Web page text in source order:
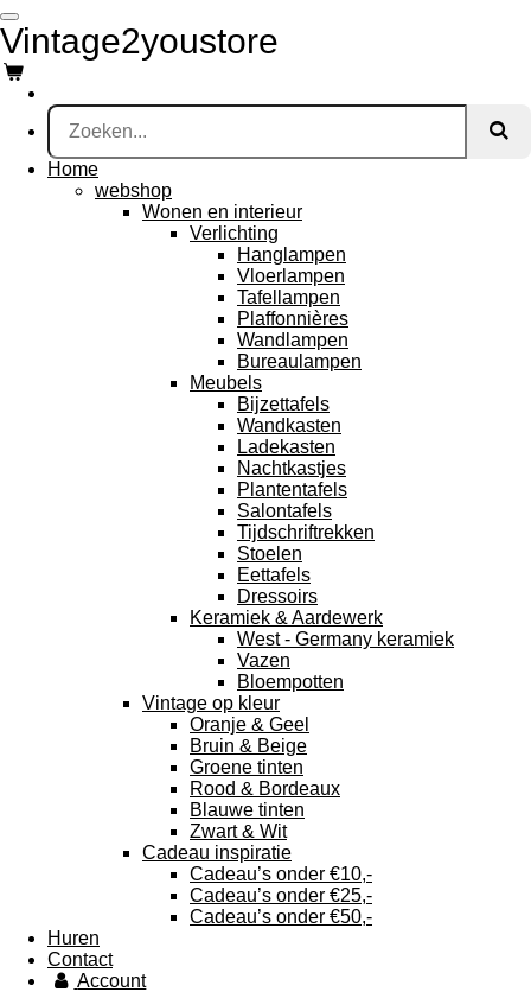
Ga
direct
naar
de
hoofdinhoud
Vintage2youstore
Home
webshop
Wonen en interieur
Verlichting
Hanglampen
Vloerlampen
Tafellampen
Plaffonnières
Wandlampen
Bureaulampen
Meubels
Bijzettafels
Wandkasten
Ladekasten
Nachtkastjes
Plantentafels
Salontafels
Tijdschriftrekken
Stoelen
Eettafels
Dressoirs
Keramiek & Aardewerk
West - Germany keramiek
Vazen
Bloempotten
Vintage op kleur
Oranje & Geel
Bruin & Beige
Groene tinten
Rood & Bordeaux
Blauwe tinten
Zwart & Wit
Cadeau inspiratie
Cadeau’s onder €10,-
Cadeau’s onder €25,-
Cadeau’s onder €50,-
Huren
Contact
Account